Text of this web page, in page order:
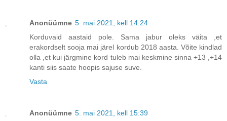
Anonüümne 5. mai 2021, kell 14:24
Korduvaid aastaid pole. Sama jabur oleks väita ,et
erakordselt sooja mai järel kordub 2018 aasta. Võite kindlad
olla ,et kui järgmine kord tuleb mai keskmine sinna +13 ,+14
kanti siis saate hoopis sajuse suve.
Vasta
Anonüümne 5. mai 2021, kell 15:39